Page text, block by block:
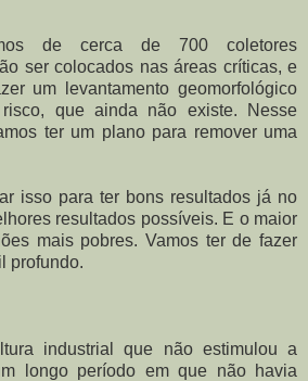
de cerca de 700 coletores
ser colocados nas áreas críticas, e
um levantamento geomorfológico
que ainda não existe. Nesse
ter um plano para remover uma
isso para ter bons resultados já no
resultados possíveis. E o maior
mais pobres. Vamos ter de fazer
profundo.
industrial que não estimulou a
longo período em que não havia